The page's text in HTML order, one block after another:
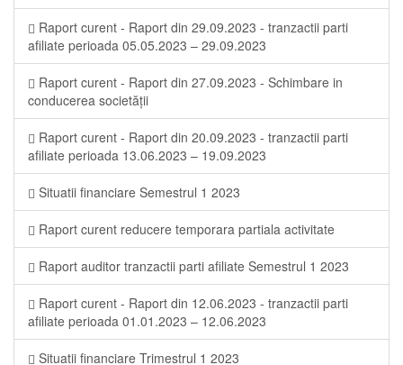
Raport curent - Raport din 29.09.2023 - tranzactii parti
afiliate perioada 05.05.2023 – 29.09.2023
Raport curent - Raport din 27.09.2023 - Schimbare in
conducerea societății
Raport curent - Raport din 20.09.2023 - tranzactii parti
afiliate perioada 13.06.2023 – 19.09.2023
Situatii financiare Semestrul 1 2023
Raport curent reducere temporara partiala activitate
Raport auditor tranzactii parti afiliate Semestrul 1 2023
Raport curent - Raport din 12.06.2023 - tranzactii parti
afiliate perioada 01.01.2023 – 12.06.2023
Situatii financiare Trimestrul 1 2023